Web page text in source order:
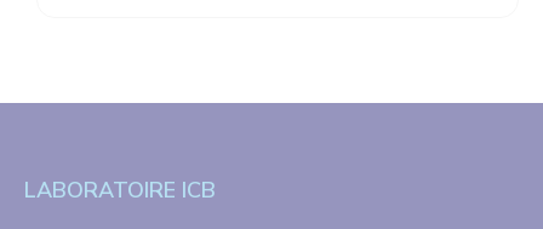
LABORATOIRE ICB